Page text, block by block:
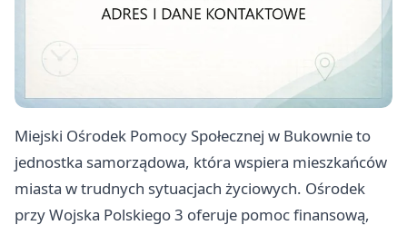
Miejski Ośrodek Pomocy Społecznej w Bukownie to
jednostka samorządowa, która wspiera mieszkańców
miasta w trudnych sytuacjach życiowych. Ośrodek
przy Wojska Polskiego 3 oferuje pomoc finansową,